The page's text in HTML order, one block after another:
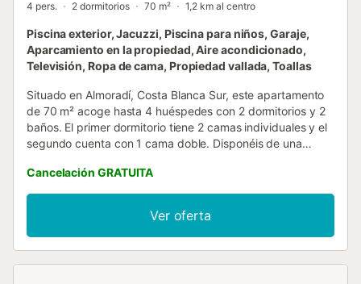
4 pers. 2 dormitorios 70 m² 1,2 km al centro
Piscina exterior, Jacuzzi, Piscina para niños, Garaje,
Aparcamiento en la propiedad, Aire acondicionado,
Televisión, Ropa de cama, Propiedad vallada, Toallas
Situado en Almoradí, Costa Blanca Sur, este apartamento
de 70 m² acoge hasta 4 huéspedes con 2 dormitorios y 2
baños. El primer dormitorio tiene 2 camas individuales y el
segundo cuenta con 1 cama doble. Disponéis de una
acondicionado en el salón y dormitorio principal,
calefacción, ventilador, smart TV con reproductor de DVD,
conexión HDMI, TV por cable con 100 canales españoles,
Prime Video y lavadora. El apartamento ofrece vistas a la
montaña y acceso sin barreras, con ascensor en el edificio
Cancelación GRATUITA
Ver oferta